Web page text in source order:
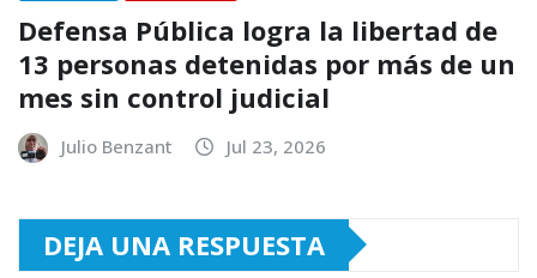
Defensa Pública logra la libertad de
13 personas detenidas por más de un
mes sin control judicial
Julio Benzant Jul 23, 2026
DEJA UNA RESPUESTA